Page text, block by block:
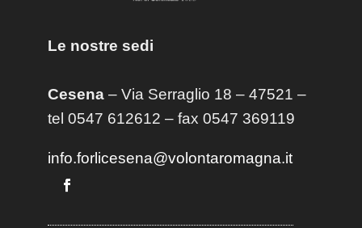
Le nostre sedi
Cesena– Via Serraglio 18 – 47521 –
tel 0547 612612 – fax 0547 369119
info.forlicesena@volontaromagna.it